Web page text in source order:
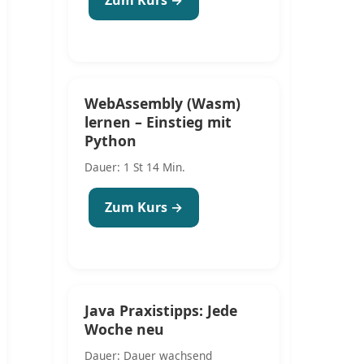
WebAssembly (Wasm)
lernen – Einstieg mit
Python
Dauer: 1 St 14 Min.
Zum Kurs →
Java Praxistipps: Jede
Woche neu
Dauer: Dauer wachsend